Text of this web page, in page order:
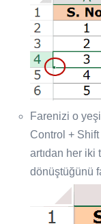
Farenizi o
Control +
artıdan her
dönüştüğünü